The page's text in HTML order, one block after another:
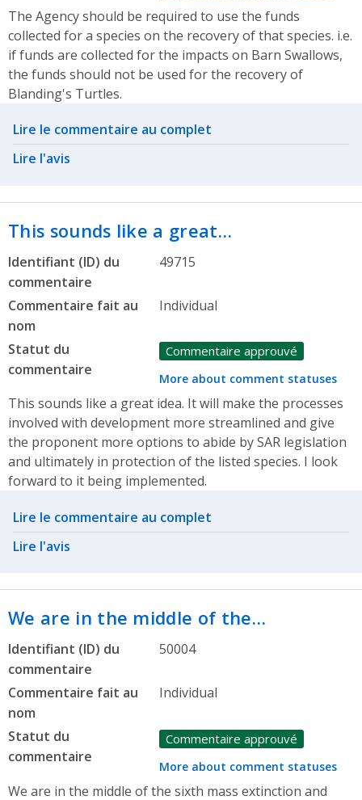
The Agency should be required to use the funds
collected for a species on the recovery of that species. i.e.
if funds are collected for the impacts on Barn Swallows,
the funds should not be used for the recovery of
Blanding's Turtles.
Related actions
Lire le commentaire au complet
Lire l'avis
This sounds like a great…
Identifiant (ID) du
commentaire
49715
Commentaire fait au
nom
Individual
Statut du
commentaire
Commentaire approuvé
More about comment statuses
This sounds like a great idea. It will make the processes
involved with development more streamlined and give
the proponent more options to abide by SAR legislation
and ultimately in protection of the listed species. I look
forward to it being implemented.
Related actions
Lire le commentaire au complet
Lire l'avis
We are in the middle of the…
Identifiant (ID) du
commentaire
50004
Commentaire fait au
nom
Individual
Statut du
commentaire
Commentaire approuvé
More about comment statuses
We are in the middle of the sixth mass extinction and